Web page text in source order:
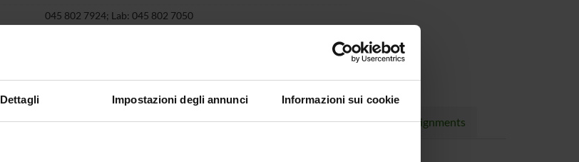
Dettagli Impostazioni degli annunci Informazioni sui cookie
045 802 7924; Lab: 045 802 7050
Teaching 6 Third mission Research Projects Publications Assignments